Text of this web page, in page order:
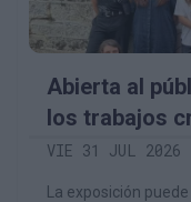
Abierta al
los trabajos
Residencias
VIE 31 JUL 2026
La exposición